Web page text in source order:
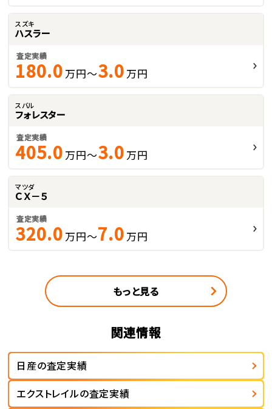
スズキ
ハスラー
査定実績
180.0 万円～3.0 万円
スバル
フォレスター
査定実績
405.0 万円～3.0 万円
マツダ
ＣＸ－５
査定実績
320.0 万円～7.0 万円
もっと見る
関連情報
日産の査定実績
エクストレイルの査定実績